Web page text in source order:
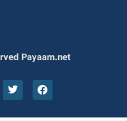
Copyright © 2023, All Rights Reserved Payaam.net